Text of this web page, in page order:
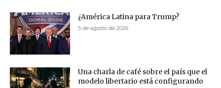
¿América Latina para Trump?
5 de agosto de 2026
Una charla de café sobre el país que el
modelo libertario está configurando